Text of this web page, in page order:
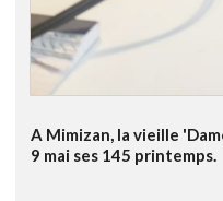
A Mimizan, la vieille
9 mai ses 145 printemps.